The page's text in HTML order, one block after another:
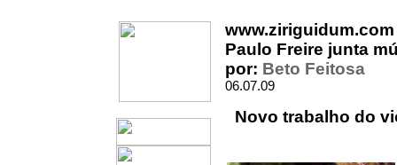
www.ziriguidum.com
Paulo Freire junta
por: Beto Feitosa
06.07.09
Novo trabalho do